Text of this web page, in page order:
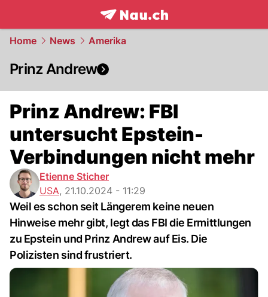
frontpage.NAU.ch
Home News Amerika
Prinz Andrew
Prinz Andrew: FBI
untersucht Epstein-
Verbindungen nicht mehr
Etienne Sticher
USA, 21.10.2024 - 11:29
Weil es schon seit Längerem keine neuen
Hinweise mehr gibt, legt das FBI die Ermittlungen
zu Epstein und Prinz Andrew auf Eis. Die
Polizisten sind frustriert.